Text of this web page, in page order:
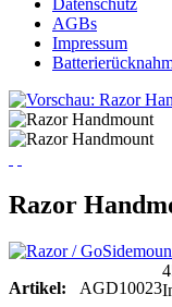
Datenschutz
AGBs
Impressum
Razor
Artikel: AGD10023